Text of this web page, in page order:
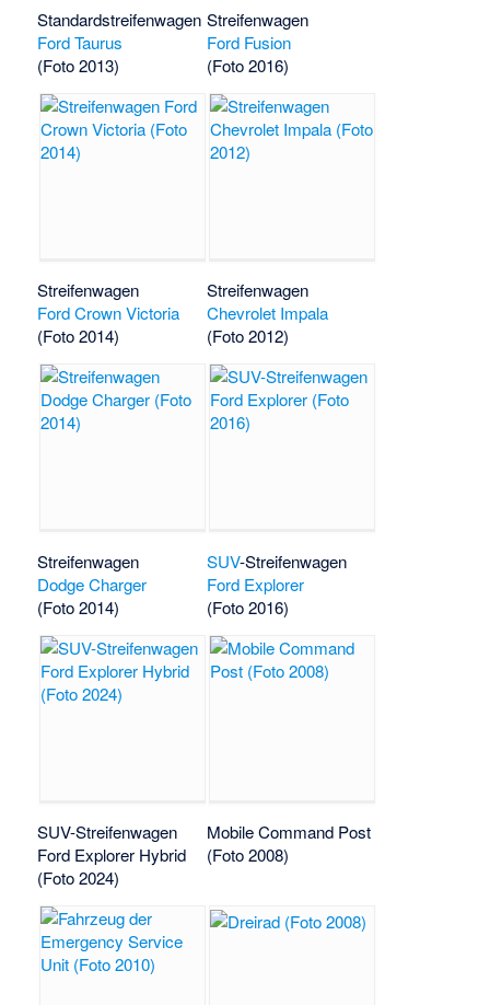
Standardstreifenwagen
Ford Taurus
(Foto 2013)
Streifenwagen
Ford Fusion
(Foto 2016)
Streifenwagen
Ford Crown Victoria
(Foto 2014)
Streifenwagen
Chevrolet Impala
(Foto 2012)
Streifenwagen
Dodge Charger
(Foto 2014)
SUV-Streifenwagen
Ford Explorer
(Foto 2016)
SUV-Streifenwagen
Ford Explorer Hybrid
(Foto 2024)
Mobile Command Post
(Foto 2008)